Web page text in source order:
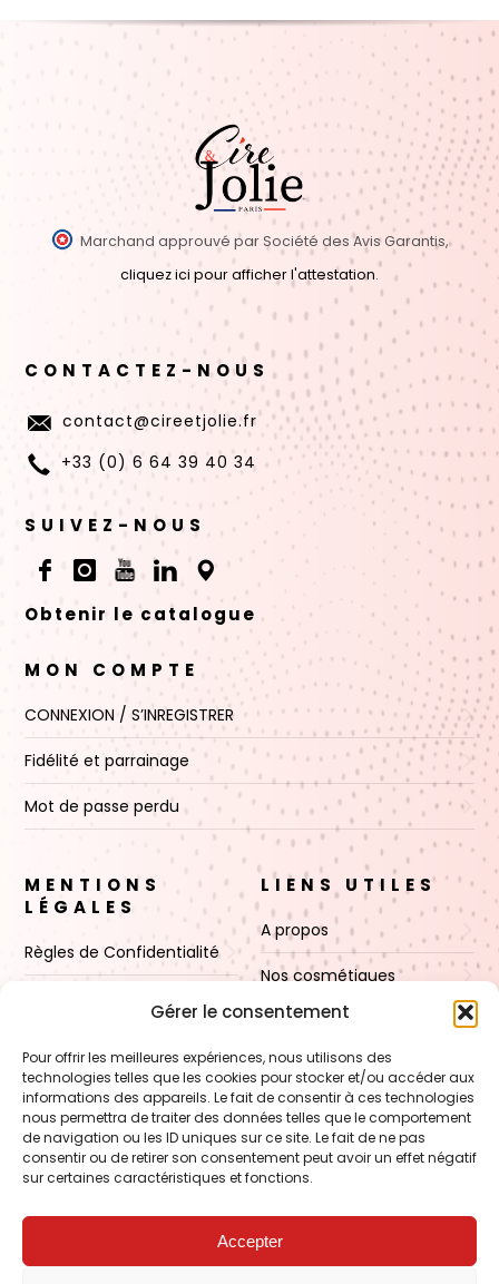
Gérer le consentement
Pour offrir les meilleures expériences, nous utilisons des
technologies telles que les cookies pour stocker et/ou accéder aux
informations des appareils. Le fait de consentir à ces technologies
nous permettra de traiter des données telles que le comportement
de navigation ou les ID uniques sur ce site. Le fait de ne pas
consentir ou de retirer son consentement peut avoir un effet négatif
sur certaines caractéristiques et fonctions.
Accepter
Marchand approuvé par Société des Avis Garantis,
cliquez ici pour afficher l'attestation.
CONTACTEZ-NOUS
contact@cireetjolie.fr
+33 (0) 6 64 39 40 34
SUIVEZ-NOUS
Obtenir le catalogue
MON COMPTE
CONNEXION / S’INREGISTRER
Fidélité et parrainage
Mot de passe perdu
MENTIONS
LÉGALES
Règles de Confidentialité
Politique de cookies (UE)
LIENS UTILES
A propos
Nos cosmétiques
Nos cires
Boutique
Contact
FORMATION – Udef Academy